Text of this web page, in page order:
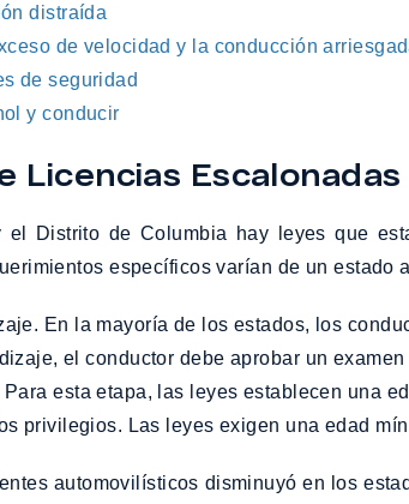
distraída
de velocidad y la conducción
de seguridad
y conducir
Licencias Escalonadas
Distrito de Columbia hay leyes que
específicos varían de un
el conductor debe aprobar un
Para esta etapa, las leyes establecen una
privilegios. Las leyes exigen una edad
automovilísticos disminuyó en los